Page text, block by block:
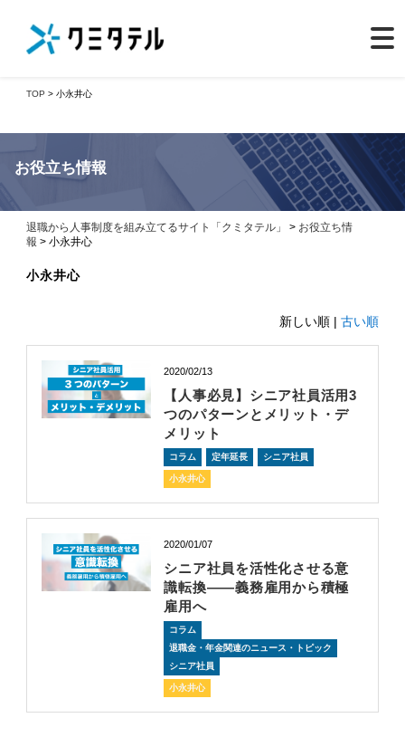
TOP > 小永井心
お役立ち情報
退職から人事制度を組み立てるサイト「クミタテル」 > お役立ち情
報 > 小永井心
小永井心
新しい順 | 古い順
2020/02/13
【人事必見】シニア社員活用3
つのパターンとメリット・デ
メリット
コラム 定年延長 シニア社員
小永井心
2020/01/07
シニア社員を活性化させる意
識転換――義務雇用から積極
雇用へ
コラム
退職金・年金関連のニュース・トピック
シニア社員
小永井心